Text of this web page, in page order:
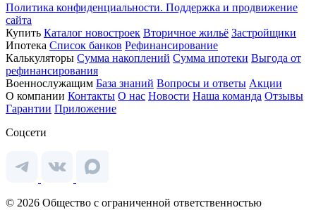
Политика конфиденциальности. Поддержка и продвижение
сайта
Купить Каталог новостроек Вторичное жильё Застройщики
Ипотека Список банков Рефинансирование
Калькуляторы Сумма накоплений Сумма ипотеки Выгода от
рефинансирования
Военнослужащим База знаний Вопросы и ответы Акции
О компании Контакты О нас Новости Наша команда Отзывы
Гарантии Приложение
Соцсети
© 2026 Общество с ограниченной ответственностью